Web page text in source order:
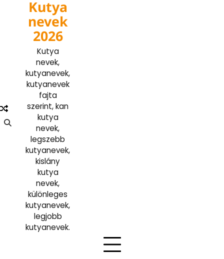
content
Kutya
nevek
2026
Kutya
nevek,
kutyanevek,
kutyanevek
fajta
szerint, kan
kutya
nevek,
legszebb
kutyanevek,
kislány
kutya
nevek,
különleges
kutyanevek,
legjobb
kutyanevek.